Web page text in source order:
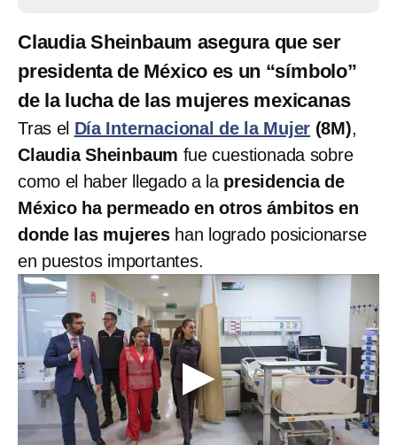
Claudia Sheinbaum asegura que ser
presidenta de México es un “símbolo”
de la lucha de las mujeres mexicanas
Tras el Día Internacional de la Mujer (8M),
Claudia Sheinbaum fue cuestionada sobre
como el haber llegado a lapresidencia de
México ha permeado en otros ámbitos en
donde las mujereshan logrado posicionarse
en puestos importantes.